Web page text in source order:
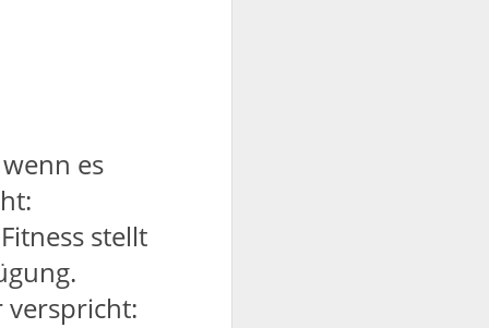
es
stellt
verspricht: